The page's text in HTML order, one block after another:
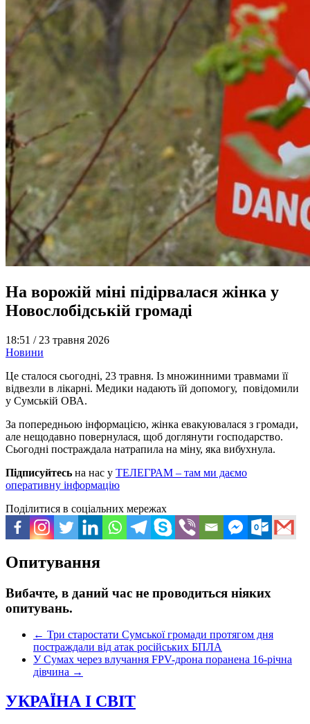
На ворожій міні підірвалася жінка у
Новослобідській громаді
18:51 / 23 травня 2026
Новини
Це сталося сьогодні, 23 травня. Із множинними травмами її
відвезли в лікарні. Медики надають їй допомогу, повідомили
у Сумській ОВА.
За попередньою інформацією, жінка евакуювалася з громади,
але нещодавно повернулася, щоб доглянути господарство.
Сьогодні постраждала натрапила на міну, яка вибухнула.
Підписуйтесь на нас у ТЕЛЕГРАМ – там ми даємо
оперативну інформацію
Поділитися в соціальних мережах
Опитування
Вибачте, в даний час не проводиться ніяких
опитувань.
← Три старостати Сумської громади протягом дня
постраждали від атак російських БПЛА
У Сумах через влучання FPV-дрона поранена 16-річна
дівчина →
УКРАЇНА І СВІТ